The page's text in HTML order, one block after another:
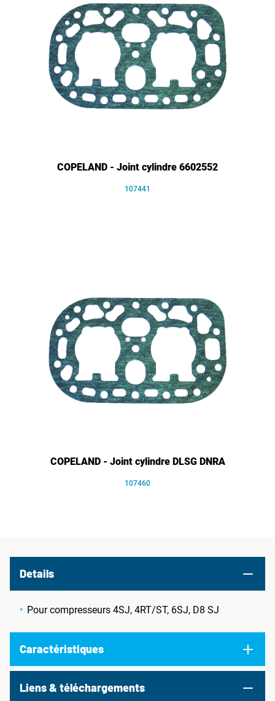
COPELAND - Joint cylindre 6602552
107441
COPELAND - Joint cylindre DLSG DNRA
107460
Details
Pour compresseurs 4SJ, 4RT/ST, 6SJ, D8 SJ
Caractéristiques
Liens & téléchargements